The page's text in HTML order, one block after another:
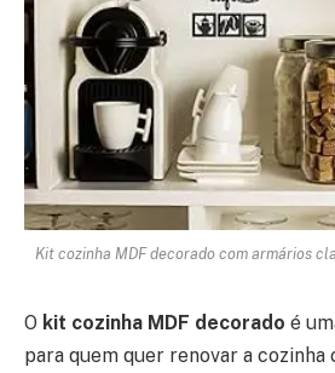
Kit cozinha MDF decorado com armários
O kit cozinha MDF decorado é
para quem quer renovar a cozinha